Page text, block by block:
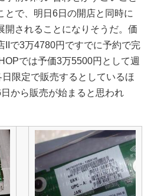
とで、明日6日の開店と同時に
開されることになりそうだ。価
IIで3万4780円ですでに予約で完
では予価3万5500円として週
限定で販売するとしているほ
から販売が始まると思われ